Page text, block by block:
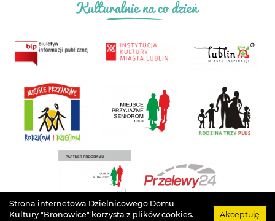
Strona internetowa Dzielnicowego Domu
Kultury "Bronowice" korzysta z plików cookies.
Akceptuję